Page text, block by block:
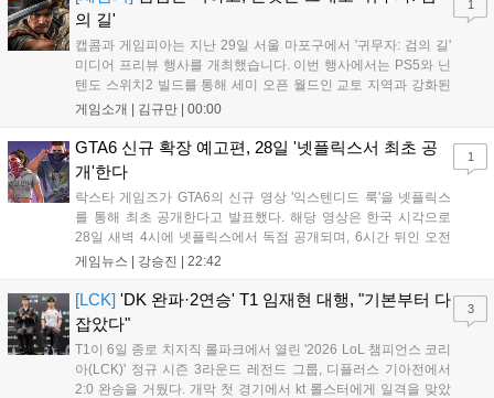
화했다. 세계관을 새롭게 재구성한 이번 신작은 기존 시리즈와 설정은
다르지만, 특유의 통쾌한 손맛과 다크 판타지 분위기를 충실히 담아내어
시리즈 팬과 신규 이용자 모두에게 새로운 재미를 선사할 예정이다....
의 길'
캡콤과 게임피아는 지난 29일 서울 마포구에서 '귀무자: 검의 길'
미디어 프리뷰 행사를 개최했습니다. 이번 행사에서는 PS5와 닌
텐도 스위치2 빌드를 통해 세미 오픈 월드인 교토 지역과 강화된
액션 시스템을 공개했습니다. 주인공 미야모토 무사시가 오니를
가 특징입니다. 정식 출시를 앞두고 탄탄한 게임성을 선보여 기대
감을 높였습니다....
게임소개 | 김규만 00:00
1
GTA6 신규 확장 예고편, 28일 '넷플릭스서 최초 공
개'한다
락스타 게임즈가 GTA6의 신규 영상 '익스텐디드 룩'을 넷플릭스
를 통해 최초 공개한다고 발표했다. 해당 영상은 한국 시각으로
28일 새벽 4시에 넷플릭스에서 독점 공개되며, 6시간 뒤인 오전
10시부터 공식 유튜브와 홈페이지에서도 확인할 수 있다. 기존보
이례적인 협업이 향후 게임 마케팅 방식에 어떤 변화를 가져올지
전 세계 팬들의 이목이 쏠리고 있다....
게임뉴스 | 강승진 22:42
1
[LCK] 'DK 완파·2연승' T1 임재현 대행, "기본부터 다
잡았다"
T1이 6일 종로 치지직 롤파크에서 열린 '2026 LoL 챔피언스 코리
아(LCK)' 정규 시즌 3라운드 레전드 그룹, 디플러스 기아전에서
2:0 완승을 거뒀다. 개막 첫 경기에서 kt 롤스터에게 일격을 맞았
3